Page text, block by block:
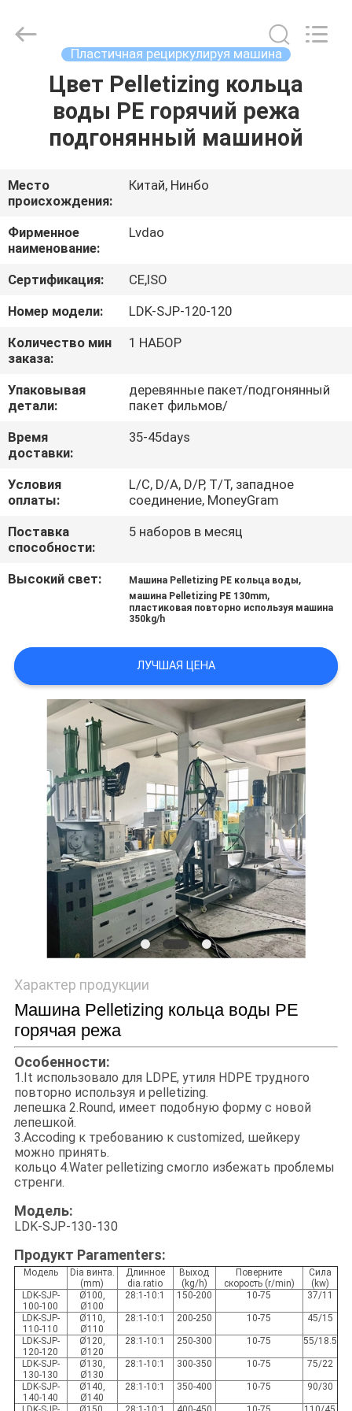
ДОМ
ПРОДУКТЫ
О
НАС
ПУТЕШЕСТВИЕ
ФАБРИКИ
ПРОВЕРКА
КАЧЕСТВА
СВЯЖИТЕСЬ
МЫ
НОВОСТИ
СПРОСИТЕ
ЦИТАТУ
САЙТА
PRIVACY
POLICY
TRADE
CO.,LTD..
Пластичная рециркулируя машина
Цвет Pelletizing кольца
воды PE горячий режа
подгонянный машиной
Место
происхождения:
Китай, Нинбо
Фирменное
наименование:
Lvdao
Сертификация:
CE,ISO
Номер модели:
LDK-SJP-120-120
Количество мин
заказа:
1 НАБОР
Упаковывая
детали:
деревянные пакет/подгонянный
пакет фильмов/
Время
доставки:
35-45days
Условия
оплаты:
L/C, D/A, D/P, T/T, западное
соединение, MoneyGram
Поставка
способности:
5 наборов в месяц
Высокий свет: Машина Pelletizing PE кольца воды,
машина Pelletizing PE 130mm,
пластиковая повторно используя машина
350kg/h
ЛУЧШАЯ ЦЕНА
Характер продукции
Машина Pelletizing кольца воды PE
горячая режа
Особенности:
1.It использовало для LDPE, утиля HDPE трудного
повторно используя и pelletizing.
лепешка 2.Round, имеет подобную форму с новой
лепешкой.
3.Accoding к требованию к customized, шейкеру
можно принять.
кольцо 4.Water pelletizing смогло избежать проблемы
стренги.
Модель:
LDK-SJP-130-130
Продукт Paramenters:
Модель
Dia винта.
(mm)
Длинное
dia.ratio
Выход
(kg/h)
Поверните
скорость (r/min)
Сила
(kw)
LDK-SJP-
100-100
Ø100,
Ø100
28:1-10:1 150-200 10-75 37/11
LDK-SJP-
110-110
Ø110,
Ø110
28:1-10:1 200-250 10-75 45/15
LDK-SJP-
120-120
Ø120,
Ø120
28:1-10:1 250-300 10-75 55/18.5
LDK-SJP-
130-130
Ø130,
Ø130
28:1-10:1 300-350 10-75 75/22
LDK-SJP-
140-140
Ø140,
Ø140
28:1-10:1 350-400 10-75 90/30